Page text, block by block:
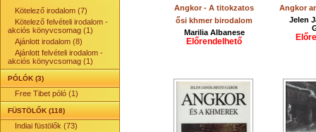
Kötelező irodalom (7)
Kötelező felvételi irodalom -
akciós könyvcsomag (1)
Ajánlott irodalom (8)
Ajánlott felvételi irodalom -
akciós könyvcsomag (1)
PÓLÓK (3)
Free Tibet póló (1)
FÜSTÖLŐK (118)
Indiai füstölők (73)
Angkor - A titokzatos
ősi khmer birodalom
Marilia Albanese
Előrendelhető
Angkor
Jelen